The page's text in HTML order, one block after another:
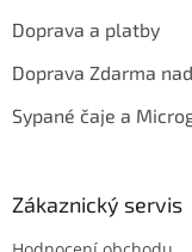
Doprava a platby
Doprava Zdarma
Sypané čaje a
Zákaznický servis